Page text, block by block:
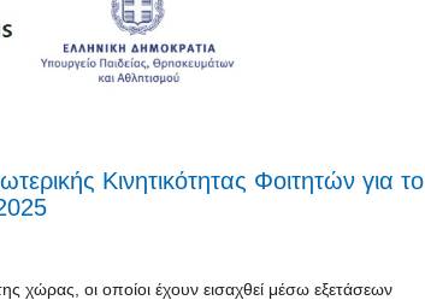
Κινητικότητας Φοιτητών για το
χώρας, οι οποίοι έχουν εισαχθεί μέσω εξετάσεων